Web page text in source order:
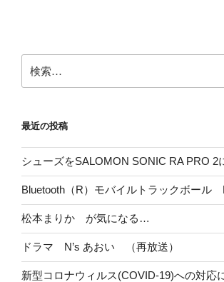
索:
最近の投稿
シューズをSALOMON SONIC RA PRO 2
Bluetooth（R）モバイルトラックボール
松本まりか が気になる…
ドラマ N’s あおい （再放送）
新型コロナウィルス(COVID-19)への対応